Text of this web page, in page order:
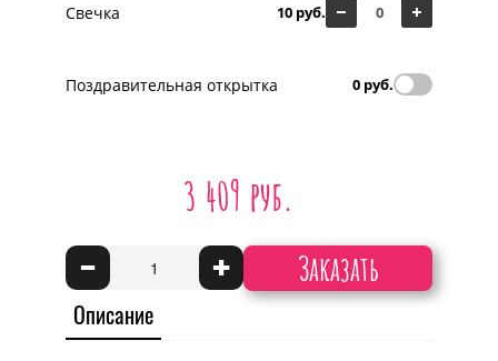
3 409 руб.
Заказать
- +
Свечка 10 руб.
Поздравительная открытка 0 руб.
Описание